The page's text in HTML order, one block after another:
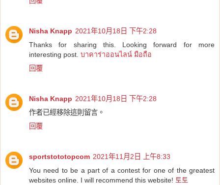
Nisha Knapp 2021年10月18日 下午2:28
Thanks for sharing this. Looking forward for more
interesting post. บาคาร่าออนไลน์ มือถือ
回覆
Nisha Knapp 2021年10月18日 下午2:28
作者已經移除這則留言。
回覆
sportstototopcom 2021年11月2日 上午8:33
You need to be a part of a contest for one of the greatest
websites online. I will recommend this website! 토토